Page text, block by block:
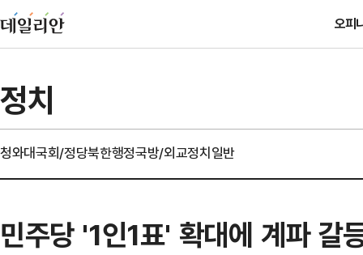
오피
정치
청와대국회/정당북한행정국방/외교정치일반
민주당 '1인1표' 확대에 계파